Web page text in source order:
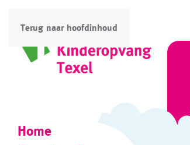
Terug naar hoofdinhoud
Home